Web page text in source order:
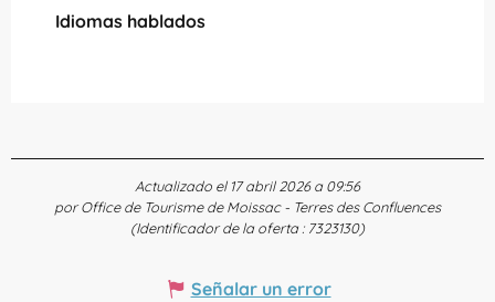
Idiomas hablados
Idiomas hablados
Actualizado el 17 abril 2026 a 09:56
por Office de Tourisme de Moissac - Terres des Confluences
(Identificador de la oferta : 7323130)
Señalar un error